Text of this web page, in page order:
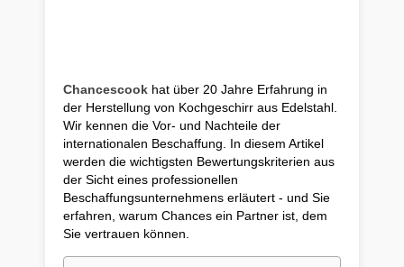
Chancescook hat über 20 Jahre Erfahrung in
der Herstellung von Kochgeschirr aus Edelstahl.
Wir kennen die Vor- und Nachteile der
internationalen Beschaffung. In diesem Artikel
werden die wichtigsten Bewertungskriterien aus
der Sicht eines professionellen
Beschaffungsunternehmens erläutert - und Sie
erfahren, warum Chances ein Partner ist, dem
Sie vertrauen können.